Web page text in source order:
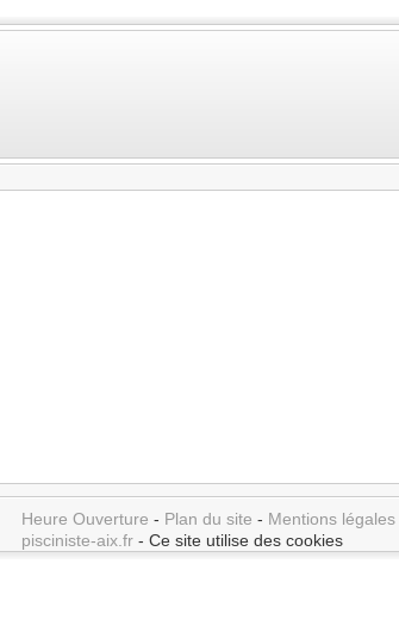
Heure Ouverture - Plan du site - Mentions légales
pisciniste-aix.fr - Ce site utilise des cookies